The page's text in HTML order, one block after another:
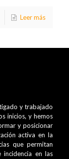
Leer más
y trabajado
inicios, y hemos
y posicionar
activa en la
que permitan
en las